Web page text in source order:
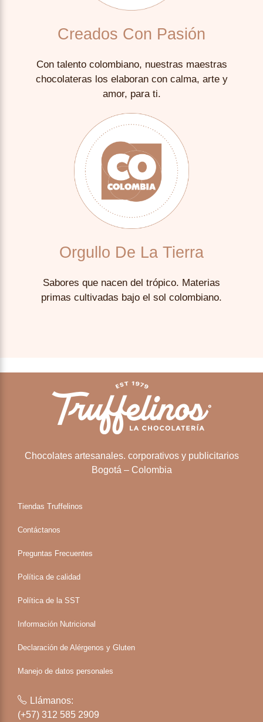
Creados Con Pasión
Con talento colombiano, nuestras maestras
chocolateras los elaboran con calma, arte y
amor, para ti.
Orgullo De La Tierra
Sabores que nacen del trópico. Materias
primas cultivadas bajo el sol colombiano.
Chocolates artesanales. corporativos y publicitarios
Bogotá – Colombia
Tiendas Truffelinos
Contáctanos
Preguntas Frecuentes
Política de calidad
Política de la SST
Información Nutricional
Declaración de Alérgenos y Gluten
Manejo de datos personales
Llámanos:
(+57) 312 585 2909